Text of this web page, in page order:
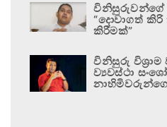
විනිසුරුවන්ගේ
“දොවාගත්
කිරීමක්”
විනිසුරු
ව්‍යවස්ථා